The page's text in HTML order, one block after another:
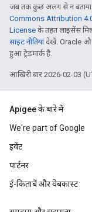
जब तक कुछ अलग से न बताया
Commons Attribution
License के तहत लाइसेंस
साइट नीतियांदेखें. Oracle और/
हुआ ट्रेडमार्क है.
आखिरी बार 2026-02-03
Apigee के बारे में
We're part of Google
इवेंट
पार्टनर
ई-किताबें और वेबकास्ट